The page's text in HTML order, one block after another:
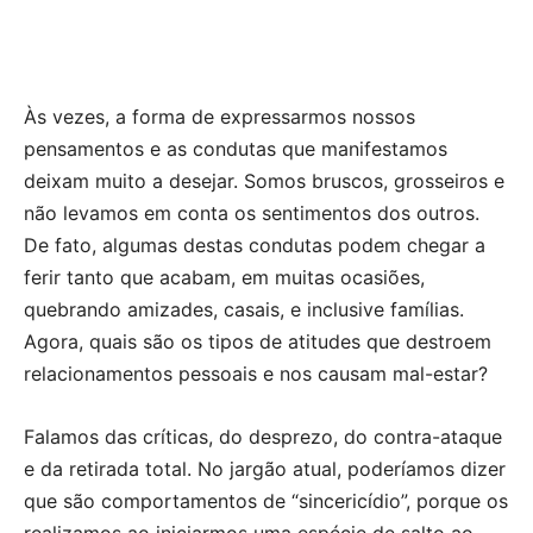
Às vezes, a forma de expressarmos nossos
pensamentos e as condutas que manifestamos
deixam muito a desejar. Somos bruscos, grosseiros e
não levamos em conta os sentimentos dos outros.
De fato, algumas destas condutas podem chegar a
ferir tanto que acabam, em muitas ocasiões,
quebrando amizades, casais, e inclusive famílias.
Agora, quais são os tipos de atitudes que destroem
relacionamentos pessoais e nos causam mal-estar?
Falamos das críticas, do desprezo, do contra-ataque
e da retirada total. No jargão atual, poderíamos dizer
que são comportamentos de “sincericídio”, porque os